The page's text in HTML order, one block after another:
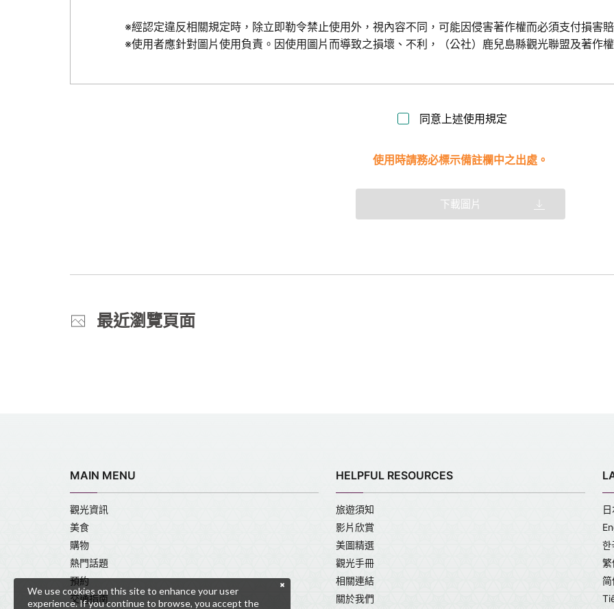
※經認定違反相關規定時，除立即勒令禁止使用外，視內容不同，可能因侵害著作權而必須支付損害賠
※使用者應針對圖片使用負責。因使用圖片而導致之損壞、不利，（公社）鹿兒島縣觀光聯盟及著作
同意上述使用規定
使用時請務必標示備註欄中之出處。
下載圖片
最近瀏覽頁面
MAIN MENU
觀光資訊
美食
購物
熱門話題
預約
交通指南
HELPFUL RESOURCES
旅遊須知
影片欣賞
美圖精選
觀光手冊
相關連結
關於我們
한
繁
简
We use cookies on this site to enhance your user
experience. If you continue to browse, you accept the